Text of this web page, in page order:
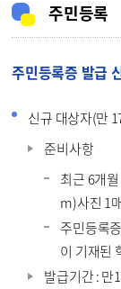
주민등록
주민등록증 발급
신규 대상자(만
준비사항
최근 6개
m)사진 1매
주민등록
이 기재된
발급기간 : 만